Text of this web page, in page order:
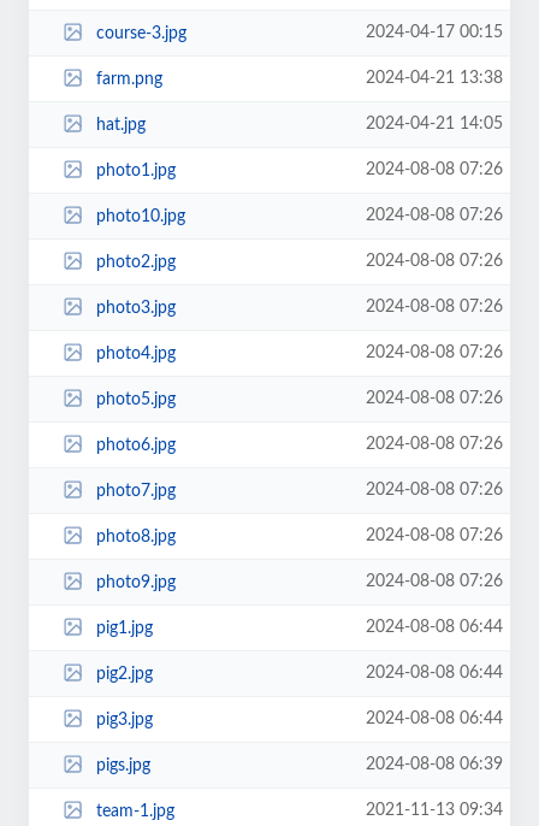
course-3.jpg 2024-04-17 00:15
farm.png 2024-04-21 13:38
hat.jpg 2024-04-21 14:05
photo1.jpg 2024-08-08 07:26
photo10.jpg 2024-08-08 07:26
photo2.jpg 2024-08-08 07:26
photo3.jpg 2024-08-08 07:26
photo4.jpg 2024-08-08 07:26
photo5.jpg 2024-08-08 07:26
photo6.jpg 2024-08-08 07:26
photo7.jpg 2024-08-08 07:26
photo8.jpg 2024-08-08 07:26
photo9.jpg 2024-08-08 07:26
pig1.jpg 2024-08-08 06:44
pig2.jpg 2024-08-08 06:44
pig3.jpg 2024-08-08 06:44
pigs.jpg 2024-08-08 06:39
team-1.jpg 2021-11-13 09:34